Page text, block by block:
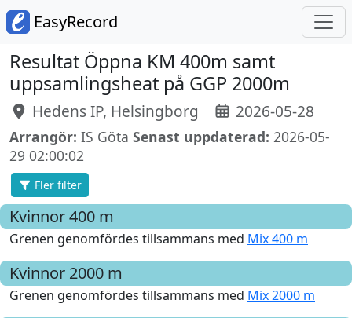
EasyRecord
Resultat Öppna KM 400m samt
uppsamlingsheat på GGP 2000m
Hedens IP, Helsingborg 2026-05-28
Arrangör: IS Göta Senast uppdaterad: 2026-05-
29 02:00:02
Fler filter
Kvinnor400 m
Grenen genomfördes tillsammans med Mix 400 m
Kvinnor 2000 m
Grenen genomfördes tillsammans med Mix 2000 m